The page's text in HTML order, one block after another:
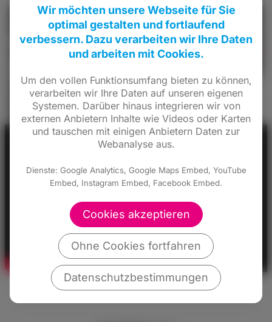
Wir möchten unsere Webseite für Sie
optimal gestalten und fortlaufend
verbessern. Dazu verarbeiten wir Ihre Daten
und arbeiten mit Cookies.
Um den vollen Funktionsumfang bieten zu können,
verarbeiten wir Ihre Daten auf unseren eigenen
Systemen. Darüber hinaus integrieren wir von
externen Anbietern Inhalte wie Videos oder Karten
und tauschen mit einigen Anbietern Daten zur
Webanalyse aus.
Dienste: Google Analytics, Google Maps Embed, YouTube
Embed, Instagram Embed, Facebook Embed.
Cookies akzeptieren
Ohne Cookies fortfahren
Datenschutzbestimmungen